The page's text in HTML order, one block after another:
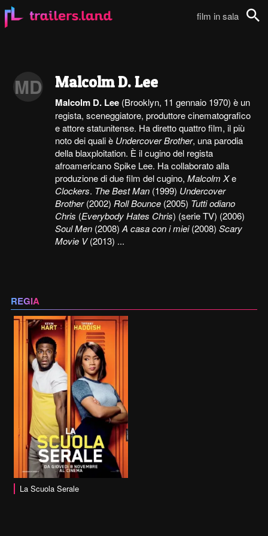
film in sala
MD Malcolm D. Lee
Malcolm D. Lee (Brooklyn, 11 gennaio 1970) è un
regista, sceneggiatore, produttore cinematografico
e attore statunitense. Ha diretto quattro film, il più
noto dei quali è Undercover Brother, una parodia
della blaxploitation. È il cugino del regista
afroamericano Spike Lee. Ha collaborato alla
produzione di due film del cugino,Malcolm Xe
Clockers. The Best Man (1999) Undercover
Brother(2002) Roll Bounce (2005) Tutti odiano
Chris (Everybody Hates Chris) (serie TV) (2006)
Soul Men (2008)A casa con i miei(2008)Scary
Movie V(2013) ...
REGIA
La Scuola Serale